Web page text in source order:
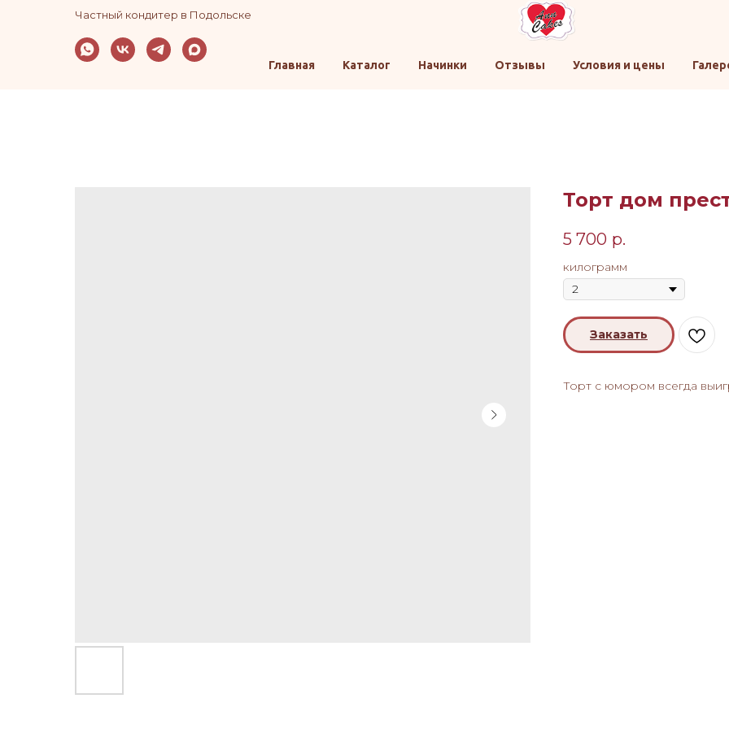
Частный кондитер в Подольске
Главная Каталог Начинки Отзывы Условия и цены
Торт дом
5 700 р.
килограмм
Заказать
Торт с юмором всегда